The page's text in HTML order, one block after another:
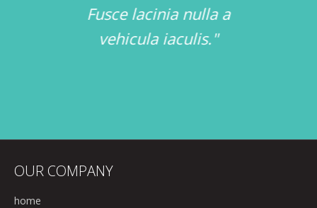
Fusce lacinia nulla a
vehicula iaculis."
OUR COMPANY
home